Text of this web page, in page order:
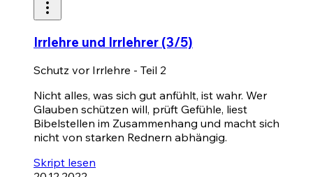
Irrlehre und Irrlehrer (3/5)
Schutz vor Irrlehre - Teil 2
Nicht alles, was sich gut anfühlt, ist wahr. Wer
Glauben schützen will, prüft Gefühle, liest
Bibelstellen im Zusammenhang und macht sich
nicht von starken Rednern abhängig.
Skript lesen